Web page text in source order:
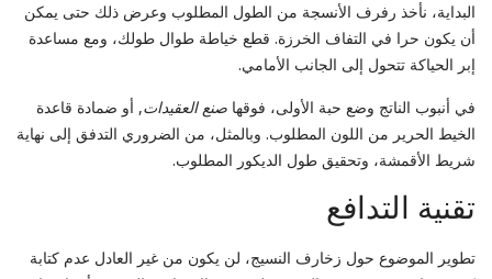
البداية، نأخذ رفرف الأنسجة من الطول المطلوب وعرض ذلك حتى يمكن
أن يكون حرا في التفاف الخرزة. قطع خياطة طوال طولك، ومع مساعدة
إبر الحياكة تتحول إلى الجانب الأمامي.
في أنبوب الناتج وضع حبة الأولى، فوقها صنع العقيدات, أو ضمادة قاعدة
الخيط الحرير من اللون المطلوب. وبالمثل، من الضروري التدفق إلى نهاية
شريط الأقمشة، وتحقيق طول الديكور المطلوب.
تقنية التدافع
تطوير الموضوع حول زخارف النسيج، لن يكون من غير العادل عدم كتابة